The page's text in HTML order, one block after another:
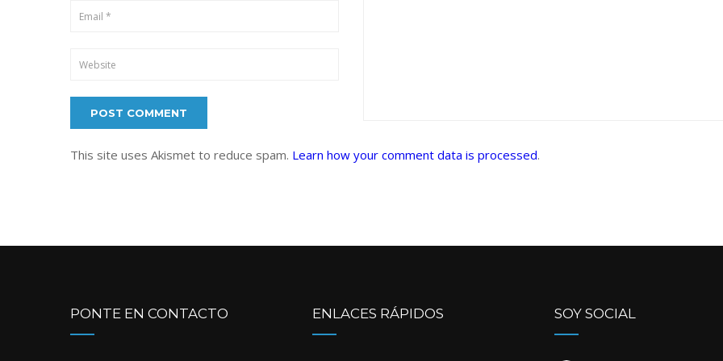
This site uses Akismet to reduce spam. Learn how your comment data is processed.
PONTE EN CONTACTO ENLACES RÁPIDOS SOY SOCIAL